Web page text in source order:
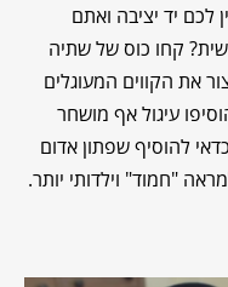
לכם יד יציבה ואתם
קחו כוס של שתיה
את הקווים המעוגלים
עיגול אף מושחר
להוסיף שפתון אדום
"חמוד" וילדותי יותר.